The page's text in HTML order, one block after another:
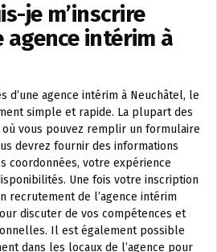
je m’inscrire
agence intérim à
d’une agence intérim à Neuchâtel, le
simple et rapide. La plupart des
vous pouvez remplir un formulaire
devrez fournir des informations
coordonnées, votre expérience
Une fois votre inscription
recrutement de l’agence intérim
discuter de vos compétences et
Il est également possible
dans les locaux de l’agence pour